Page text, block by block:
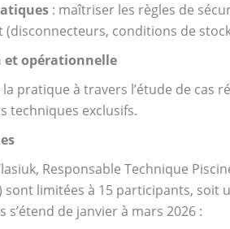
: maîtriser les règles de
conditions de
et opérationnelle
pratique à travers l’étude de cas
techniques exclusifs.
Responsable Technique
sont limitées à 15 participants,
s’étend de janvier à mars 2026 :